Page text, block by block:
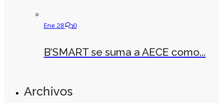
Ene 28 0
B’SMART se suma a AECE como...
Archivos